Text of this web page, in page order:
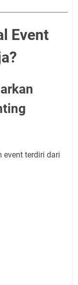
Event
event terdiri dari